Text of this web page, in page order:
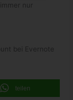
nur
bei Evernote
teilen